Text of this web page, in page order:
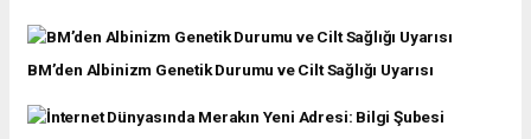
BM’den Albinizm Genetik Durumu ve Cilt Sağlığı Uyarısı